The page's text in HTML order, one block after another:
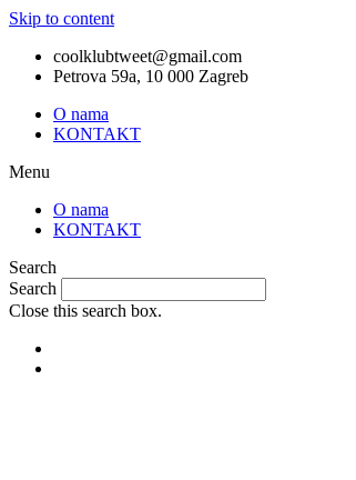
Skip to content
coolklubtweet@gmail.com
Petrova 59a, 10 000 Zagreb
O nama
KONTAKT
Menu
O nama
KONTAKT
Search
Search
Close this search box.